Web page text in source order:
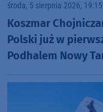
środa, 5 sierpnia 2026, 19:15
Koszmar
Polski już w
Podhalem Nowy